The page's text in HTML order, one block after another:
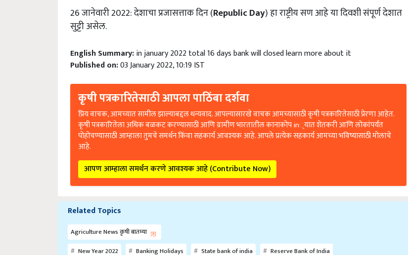
26 जानेवारी 2022: देशाचा प्रजासत्ताक दिन (RepublicDay) हा राष्ट्रीय सण आहे या दिवशी संपूर्ण देशात
सुट्टी असेल.
English Summary: in january 2022 total 16 days bank will closed learn more about it
Published on:03 January 2022, 10:19 IST
कृषी पत्रकारितेसाठी आपला पाठिंबा दर्शवा
प्रिय वाचक, आमच्यात सामील झाल्याबद्दल धन्यवाद. आपल्यासारखे वाचक आमच्यासाठी कृषी पत्रकारितेसाठी प्रेरणा आहेत.
कृषी पत्रकारितेला अधिक बळकट करण्यासाठी आणि ग्रामीण भारतातील कानाकोप in्यात शेतकरी आणि लोकांपर्यंत
पोहोचण्यासाठी आम्हाला तुमचे समर्थन किंवा सहकार्य आवश्यक आहे. आपले प्रत्येक सहकार्य आमच्या भविष्यासाठी मोलाचे
आहे.
आपण आम्हाला समर्थन करणे आवश्यक आहे (Contribute Now)
Related Topics
Agriculture News कृषी बातम्या
New Year 2022
Banking Holidays State bank of india Reserve Bank of India